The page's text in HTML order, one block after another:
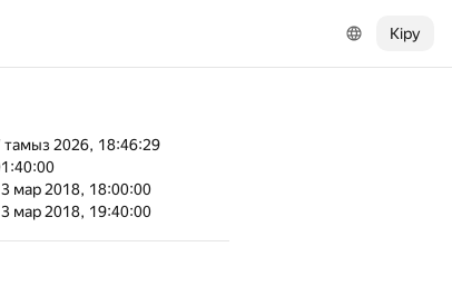
Кіру
тамыз 2026, 18:46:29
мар 2018, 18:00:00
мар 2018, 19:40:00